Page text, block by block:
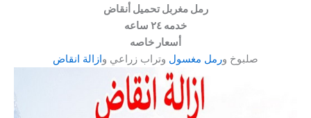
رمل مغربل تحميل أنقاض
خدمه ٢٤ ساعه
أسعار خاصه
صلبوخ ورمل مغسول وتراب زراعي وازالة انقاض